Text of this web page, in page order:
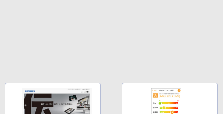
11インチカラーディスプレイ、64GBスト
レージ、ノート機能搭載、明るさ自動調
整、色調調節ライト、プレミアムペン付
き、グラファイト